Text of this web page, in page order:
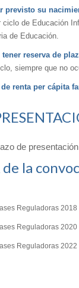
previsto su
de Educación
de Educación.
reserva de
siempre que no
renta per cápita
de
la
Reguladoras 2018
Reguladoras 2020
Reguladoras 2022